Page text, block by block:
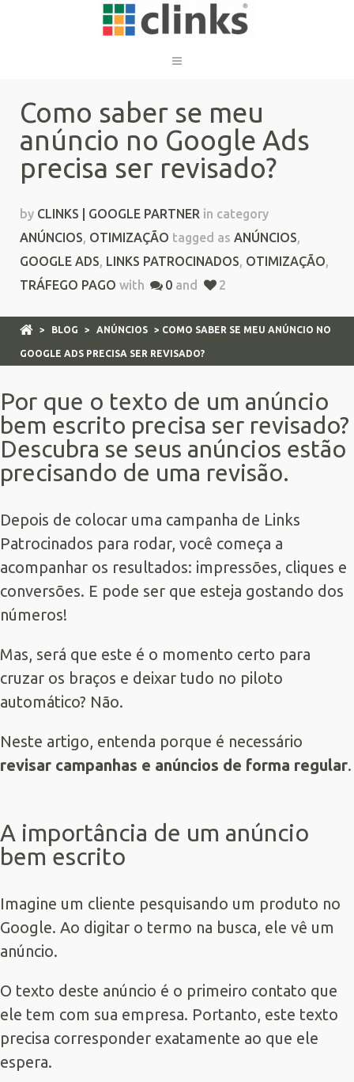
Como saber se meu
anúncio no Google Ads
precisa ser revisado?
by CLINKS | GOOGLE PARTNER in category
ANÚNCIOS, OTIMIZAÇÃO tagged as ANÚNCIOS,
GOOGLE ADS, LINKS PATROCINADOS, OTIMIZAÇÃO,
TRÁFEGO PAGO with 0 and 2
> BLOG > ANÚNCIOS > COMO SABER SE MEU ANÚNCIO NO
GOOGLE ADS PRECISA SER REVISADO?
Por que o texto de um anúncio
bem escrito precisa ser revisado?
Descubra se seus anúncios estão
precisando de uma revisão.
Depois de colocar uma campanha de Links
Patrocinados para rodar, você começa a
acompanhar os resultados: impressões, cliques e
conversões. E pode ser que esteja gostando dos
números!
Mas, será que este é o momento certo para
cruzar os braços e deixar tudo no piloto
automático? Não.
Neste artigo, entenda porque é necessário
revisar campanhas e anúncios de forma regular.
A importância de um anúncio
bem escrito
Imagine um cliente pesquisando um produto no
Google. Ao digitar o termo na busca, ele vê um
anúncio.
O texto deste anúncio é o primeiro contato que
ele tem com sua empresa. Portanto, este texto
precisa corresponder exatamente ao que ele
espera.